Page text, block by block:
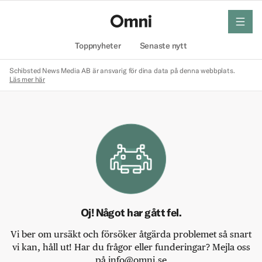
Toppnyheter Senaste nytt
meny
Schibsted News Media AB är ansvarig för dina data på denna webbplats.
Läs mer här
Oj! Något har gått fel.
Vi ber om ursäkt och försöker åtgärda problemet så snart
vi kan, håll ut! Har du frågor eller funderingar? Mejla oss